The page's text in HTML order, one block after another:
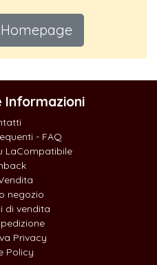
Informazioni
- FAQ
LaCompatibile
negozio
di vendita
Privacy
Policy